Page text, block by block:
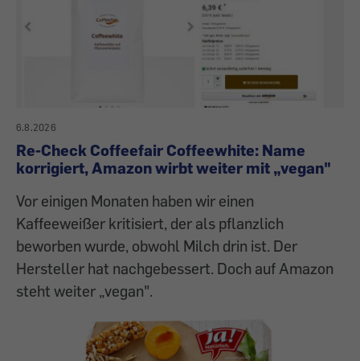
6.8.2026
Re-Check Coffeefair Coffeewhite: Name
korrigiert, Amazon wirbt weiter mit „vegan"
Vor einigen Monaten haben wir einen
Kaffeeweißer kritisiert, der als pflanzlich
beworben wurde, obwohl Milch drin ist. Der
Hersteller hat nachgebessert. Doch auf Amazon
steht weiter „vegan".